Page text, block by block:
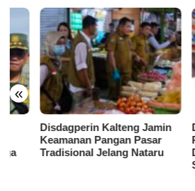
«
Disdagperin Kalteng Jamin
Keamanan Pangan Pasar
Tradisional Jelang Nataru